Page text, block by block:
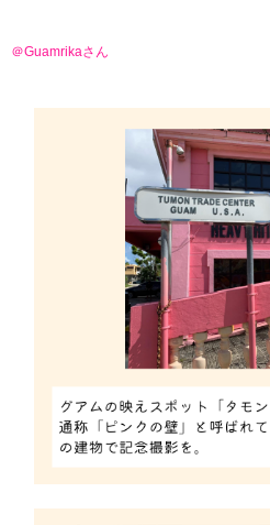
＠Guamrikaさん